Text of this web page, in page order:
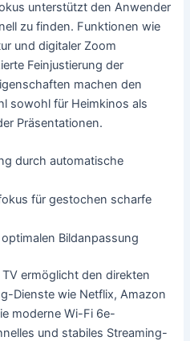
unterstützt den Anwender
zu finden. Funktionen wie
und digitaler Zoom
Feinjustierung der
machen den
sowohl für Heimkinos als
Präsentationen.
durch automatische
für gestochen scharfe
Bildanpassung
ermöglicht den direkten
Dienste wie Netflix, Amazon
moderne Wi-Fi 6e-
und stabiles Streaming-